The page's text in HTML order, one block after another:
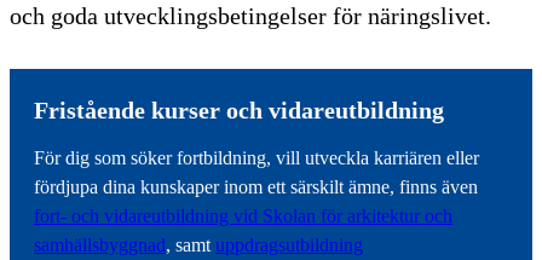
och goda utvecklingsbetingelser för näringslivet.
Fristående kurser och vidareutbildning
För dig som söker fortbildning, vill utveckla karriären eller
fördjupa dina kunskaper inom ett särskilt ämne, finns även
fort- och vidareutbildning vid Skolan för arkitektur och
samhällsbyggnad, samt uppdragsutbildning